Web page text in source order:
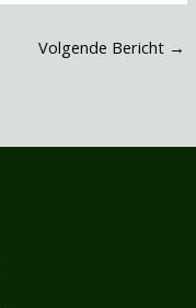
Volgende Bericht →